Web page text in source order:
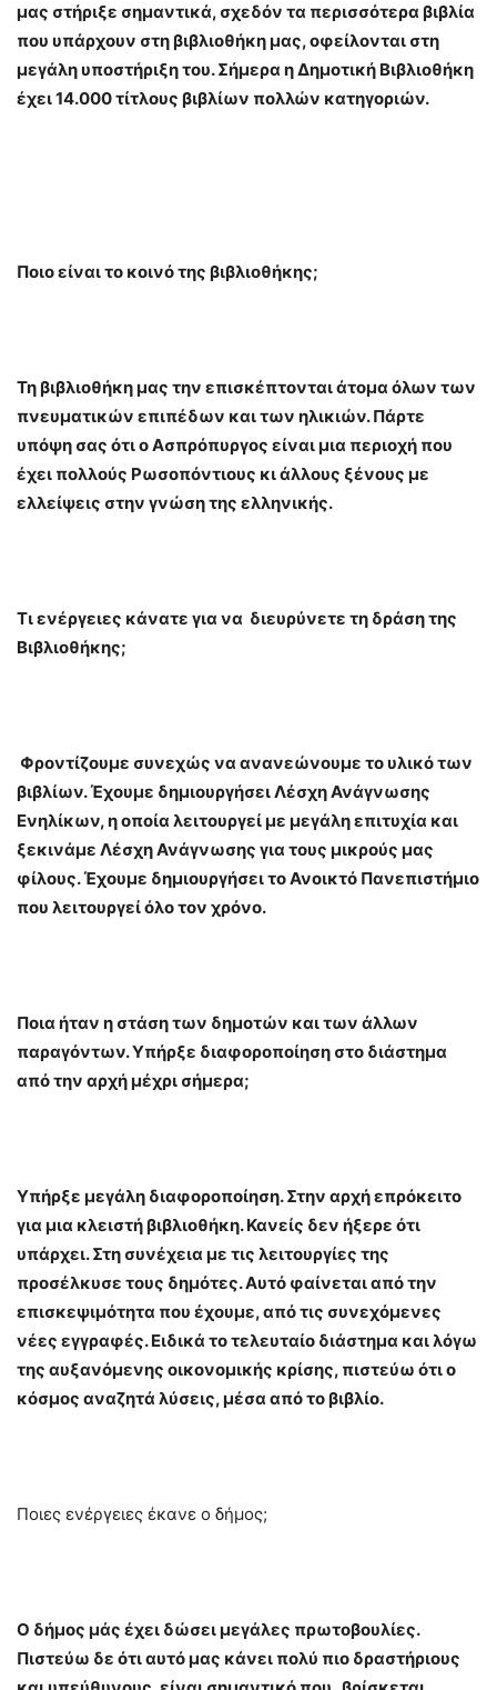
μας στήριξε σημαντικά, σχεδόν τα περισσότερα βιβλία
που υπάρχουν στη βιβλιοθήκη μας, οφείλονται στη
μεγάλη υποστήριξη του. Σήμερα η Δημοτική Βιβλιοθήκη
έχει 14.000 τίτλους βιβλίων πολλών κατηγοριών.
Ποιο είναι το κοινό της βιβλιοθήκης;
Τη βιβλιοθήκη μας την επισκέπτονται άτομα όλων των
πνευματικών επιπέδων και των ηλικιών. Πάρτε
υπόψη σας ότι ο Ασπρόπυργος είναι μια περιοχή που
έχει πολλούς Ρωσοπόντιους κι άλλους ξένους με
ελλείψεις στην γνώση της ελληνικής.
Τι ενέργειες κάνατε για να διευρύνετε τη δράση της
Βιβλιοθήκης;
Φροντίζουμε συνεχώς να ανανεώνουμε το υλικό των
βιβλίων. Έχουμε δημιουργήσει Λέσχη Ανάγνωσης
Ενηλίκων, η οποία λειτουργεί με μεγάλη επιτυχία και
ξεκινάμε Λέσχη Ανάγνωσης για τους μικρούς μας
φίλους. Έχουμε δημιουργήσει το Ανοικτό Πανεπιστήμιο
που λειτουργεί όλο τον χρόνο.
Ποια ήταν η στάση των δημοτών και των άλλων
παραγόντων. Υπήρξε διαφοροποίηση στο διάστημα
από την αρχή μέχρι σήμερα;
Υπήρξε μεγάλη διαφοροποίηση. Στην αρχή επρόκειτο
για μια κλειστή βιβλιοθήκη. Κανείς δεν ήξερε ότι
υπάρχει. Στη συνέχεια με τις λειτουργίες της
προσέλκυσε τους δημότες. Αυτό φαίνεται από την
επισκεψιμότητα που έχουμε, από τις συνεχόμενες
νέες εγγραφές. Ειδικά το τελευταίο διάστημα και λόγω
της αυξανόμενης οικονομικής κρίσης, πιστεύω ότι ο
κόσμος αναζητά λύσεις, μέσα από το βιβλίο.
Ποιες ενέργειες έκανε ο δήμος;
Ο δήμος μάς έχει δώσει μεγάλες πρωτοβουλίες.
Πιστεύω δε ότι αυτό μας κάνει πολύ πιο δραστήριους